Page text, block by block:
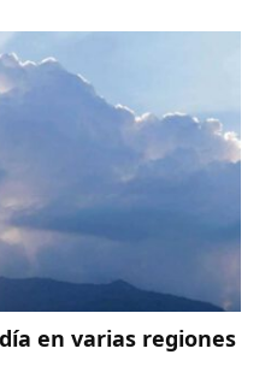
en varias regiones